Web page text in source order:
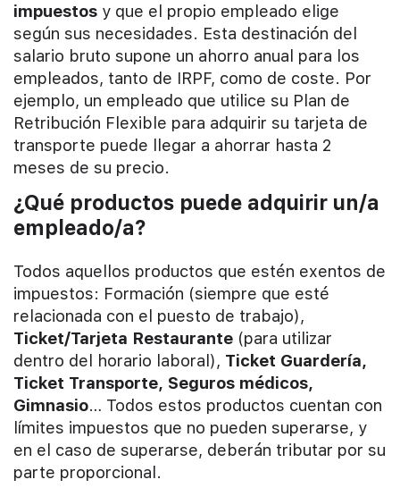
impuestos y que el propio empleado elige
según sus necesidades. Esta destinación del
salario bruto supone un ahorro anual para los
empleados, tanto de IRPF, como de coste. Por
ejemplo, un empleado que utilice su Plan de
Retribución Flexible para adquirir su tarjeta de
transporte puede llegar a ahorrar hasta 2
meses de su precio.
¿Qué productos puede adquirir un/a
empleado/a?
Todos aquellos productos que estén exentos de
impuestos: Formación (siempre que esté
relacionada con el puesto de trabajo),
Ticket/Tarjeta Restaurante (para utilizar
dentro del horario laboral), Ticket Guardería,
Ticket Transporte, Seguros médicos,
Gimnasio… Todos estos productos cuentan con
límites impuestos que no pueden superarse, y
en el caso de superarse, deberán tributar por su
parte proporcional.